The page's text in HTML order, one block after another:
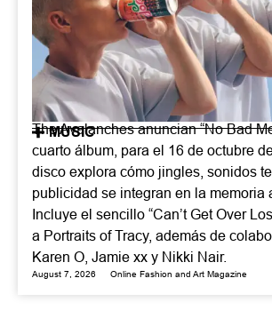
MUSIC
The Avalanches anuncian “No Bad
cuarto álbum, para el 16 de octubre
disco explora cómo jingles, sonidos
publicidad se integran en la memoria
Incluye el sencillo “Can’t Get Over
a Portraits of Tracy, además de
Karen O, Jamie xx y Nikki Nair.
August 7, 2026 Online Fashion and Art Magazine